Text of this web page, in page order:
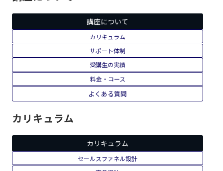
講座について
カリキュラム
サポート体制
受講生の実績
料金・コース
よくある質問
カリキュラム
カリキュラム
セールスファネル設計